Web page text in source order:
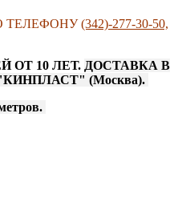
ТЕЛЕФОНУ(342)-277-30-50,
ОТ 10 ЛЕТ. ДОСТАВКА В
"КИНПЛАСТ" (Москва).